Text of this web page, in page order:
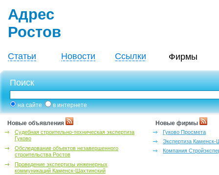
Адрес
Ростов
Статьи Новости Ссылки Фирмы
Поиск
на сайте в интернете
Новые объявления
Судебная строительно-техническая экспертиза
Гуково
Обследование объектов незавершенного
строительства Ростов
Проведение экспертизы инженерных
коммуникаций Каменск-Шахтинский
Новые фирмы
Гуково Просмета
Экспертиза Каменск-
Компания